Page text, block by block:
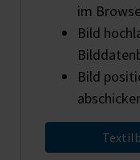
im
Bild
Bild